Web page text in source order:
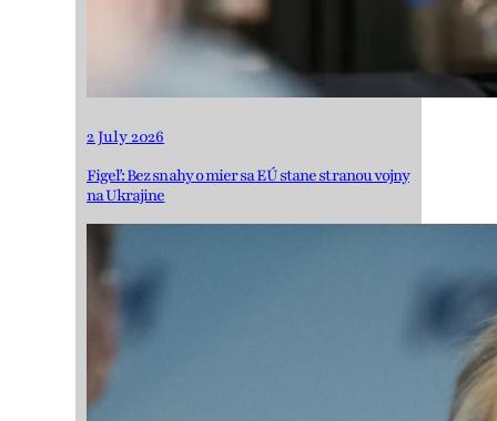
2 July 2026
Figeľ: Bez snahy o mier sa EÚ stane stranou vojny
na Ukrajine